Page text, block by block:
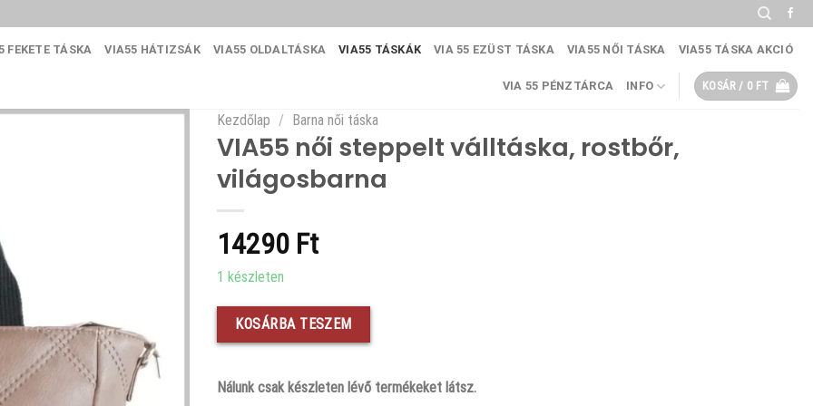
FEKETE TÁSKA VIA55 HÁTIZSÁK VIA55 OLDALTÁSKA VIA55 TÁSKÁK VIA 55 EZÜST TÁSKA VIA55 NŐI TÁSKA VIA55 TÁSKA AKCIÓ
VIA 55 PÉNZTÁRCA INFO KOSÁR / 0 FT
Kezdőlap / Barna női táska
VIA55 női steppelt válltáska, rostbőr,
világosbarna
14290 Ft
1 készleten
KOSÁRBA TESZEM
Nálunk csak készleten lévő termékeket látsz.